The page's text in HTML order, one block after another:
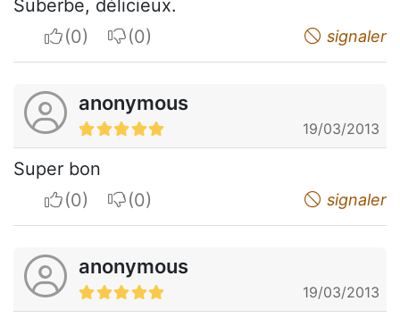
Suberbe, délicieux.
I apreciateI do not appreciate signaler
anonymous
19/03/2013
Super bon
I apreciateI do not appreciate signaler
anonymous
19/03/2013